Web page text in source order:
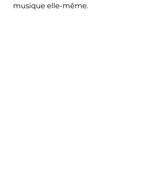
musique elle-même.